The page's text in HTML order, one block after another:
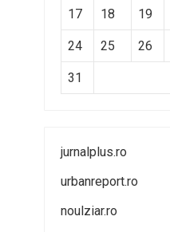
17 18 19
24 25 26
31
jurnalplus.ro
urbanreport.ro
noulziar.ro